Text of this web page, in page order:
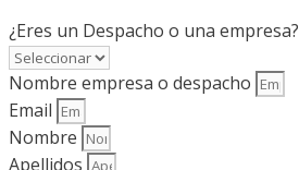
¿Eres un Despacho o una empresa?
Nombre empresa o despacho
Email
Nombre
Apellidos